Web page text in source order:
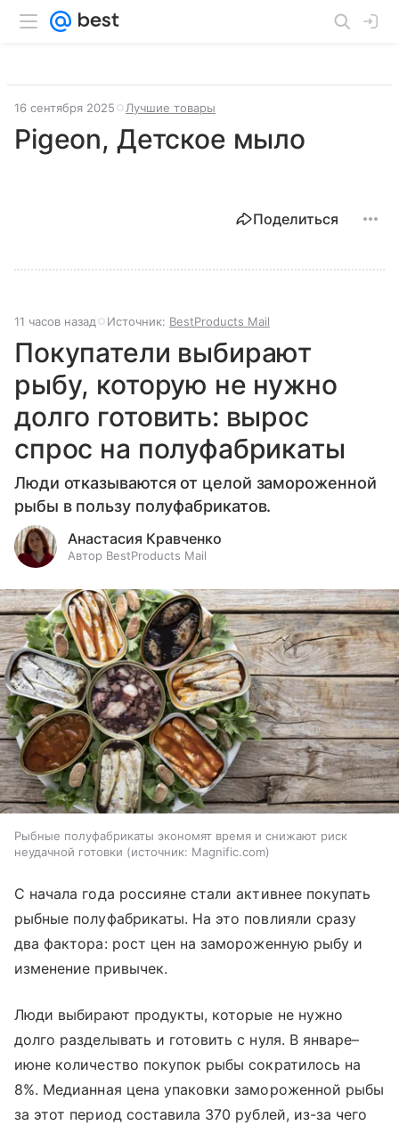
16 сентября 2025 Лучшие товары
Pigeon, Детское мыло
Поделиться
11 часов назад Источник: BestProducts Mail
Покупатели выбирают
рыбу, которую не нужно
долго готовить: вырос
спрос на полуфабрикаты
Люди отказываются от целой замороженной
рыбы в пользу полуфабрикатов.
Анастасия Кравченко
Автор BestProducts Mail
Рыбные полуфабрикаты экономят время и снижают риск
неудачной готовки
источник: Magnific.com
С начала года россияне стали активнее покупать
рыбные полуфабрикаты. На это повлияли сразу
два фактора: рост цен на замороженную рыбу и
изменение привычек.
Люди выбирают продукты, которые не нужно
долго разделывать и готовить с нуля. В январе–
июне количество покупок рыбы сократилось на
8%. Медианная цена упаковки замороженной рыбы
за этот период составила 370 рублей, из-за чего